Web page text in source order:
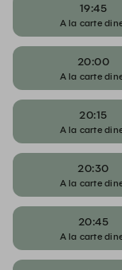
19:45
A la carte
20:00
A la carte
20:15
A la carte
20:30
A la carte
20:45
A la carte